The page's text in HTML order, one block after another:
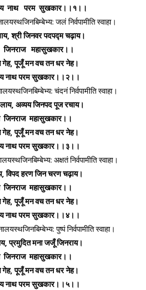
नाथ परम सुखकार।।१।।
जलं निर्वपामीति स्वाहा।
श्री जिनवर पदपद्म चढ़ाय।
महासुखकार।।
गेह, पूजूँ मन वच तन धर नेह।
नाथ परम सुखकार।।२।।
चंदनं निर्वपामीति स्वाहा।
अव्यय जिनपद पूज रचाय।
महासुखकार।।
गेह, पूजूँ मन वच तन धर नेह।
नाथ परम सुखकार।।३।।
अक्षतं निर्वपामीति स्वाहा।
विपद हरण जिन चरण चढ़ाय।
महासुखकार।।
गेह, पूजूँ मन वच तन धर नेह।
नाथ परम सुखकार।।४।।
पुष्पं निर्वपामीति स्वाहा।
प्रमुदित मना जजूँ जिनराय।
महासुखकार।।
गेह, पूजूँ मन वच तन धर नेह।
नाथ परम सुखकार।।५।।